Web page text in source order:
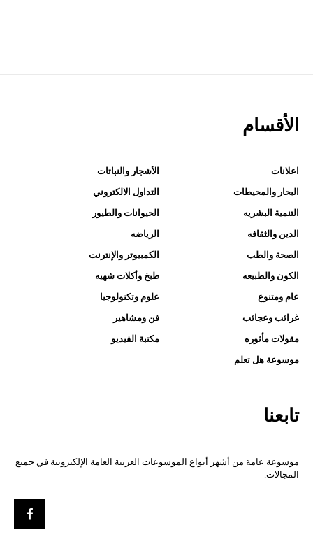
تابعنا
موسوعة عامة من أشهر أنواع الموسوعات العربية العامة الإلكترونية في جميع
المجالات.
الأقسام
اعلانات
الأشجار والنباتات
البحار والمحيطات
التداول الالكتروني
التنمية البشريه
الحيوانات والطيور
الدين والثقافه
الرياضه
الصحة والطب
الكمبيوتر والإنترنت
الكون والطبيعه
طبخ وأكلات شهيه
عام ومتنوع
علوم وتكنولوجيا
غرائب وعجائب
فن ومشاهير
مقولات مأثوره
مكتبة الفيديو
موسوعة هل تعلم